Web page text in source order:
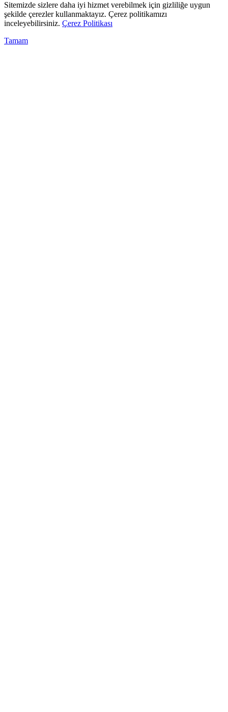
Sitemizde sizlere daha iyi hizmet verebilmek için gizliliğe uygun
şekilde çerezler kullanmaktayız. Çerez politikamızı
inceleyebilirsiniz. Çerez Politikası
Tamam